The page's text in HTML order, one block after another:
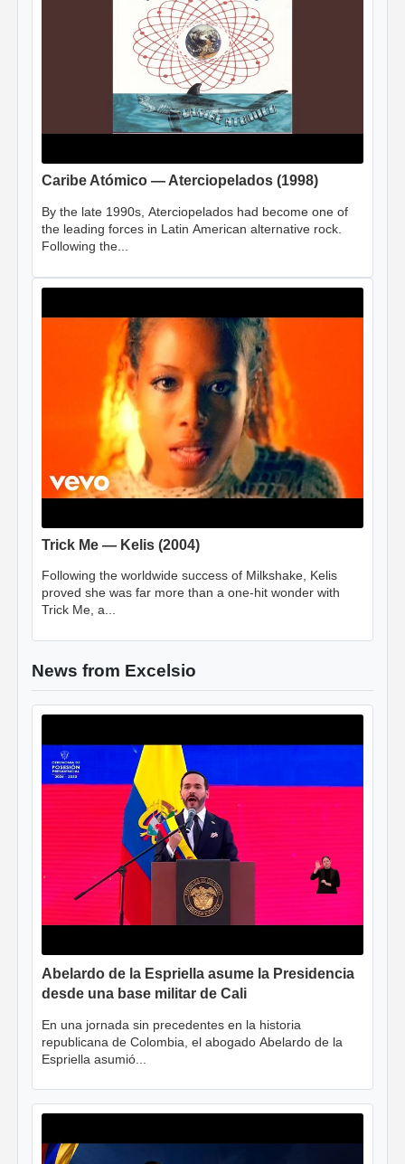
Caribe Atómico — Aterciopelados (1998)
By the late 1990s, Aterciopelados had become one of
the leading forces in Latin American alternative rock.
Following the...
Trick Me — Kelis (2004)
Following the worldwide success of Milkshake, Kelis
proved she was far more than a one-hit wonder with
Trick Me, a...
News from Excelsio
Abelardo de la Espriella asume la Presidencia
desde una base militar de Cali
En una jornada sin precedentes en la historia
republicana de Colombia, el abogado Abelardo de la
Espriella asumió...